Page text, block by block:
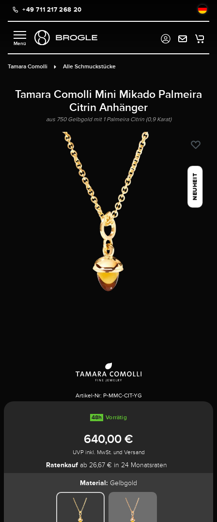
springen
+49 711 217 268 20
Tamara Comolli Alle Schmuckstücke
Tamara Comolli Mini Mikado Palmeira
Citrin Anhänger
aus 750 Gelbgold mit 1 Palmeira Citrin (0,9 Karat)
NEUHEIT
Artikel-Nr: P-MMC-CIT-YG
48h Vorrätig
640,00 €
UVP inkl. MwSt. und Versand
Ratenkauf ab 26,67 € in 24 Monatsraten
Material: Gelbgold